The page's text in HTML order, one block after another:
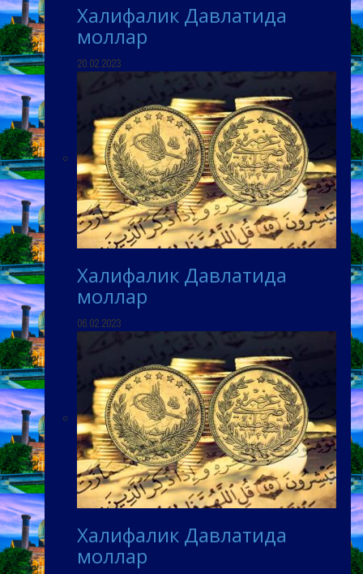
Халифалик Давлатида
моллар
20.02.2023
Халифалик Давлатида
моллар
06.02.2023
Халифалик Давлатида
моллар